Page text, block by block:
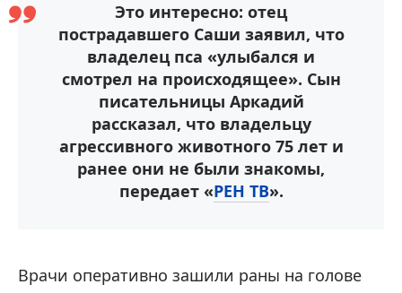
Это интересно: отец
пострадавшего Саши заявил, что
владелец пса «улыбался и
смотрел на происходящее». Сын
писательницы Аркадий
рассказал, что владельцу
агрессивного животного 75 лет и
ранее они не были знакомы,
передает «РЕН ТВ».
Врачи оперативно зашили раны на голове